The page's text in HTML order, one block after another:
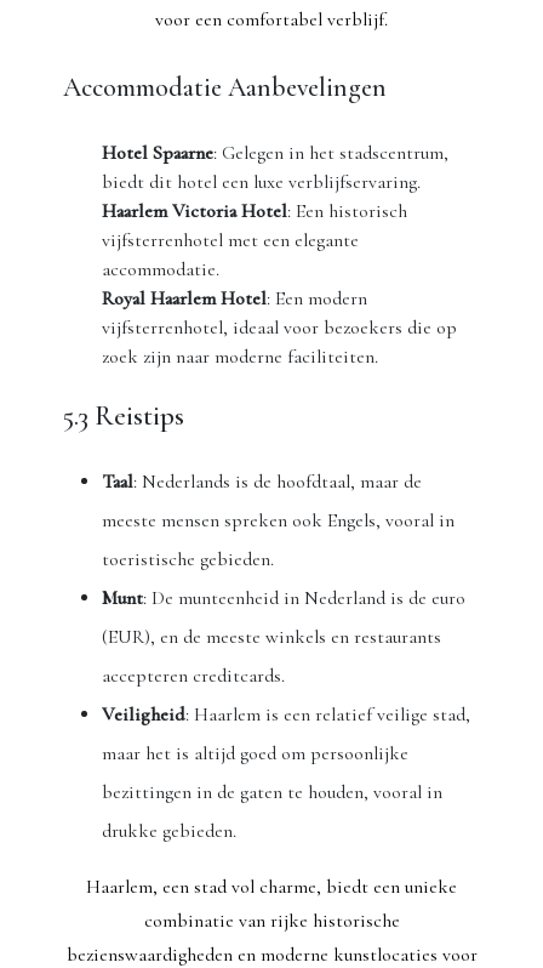
voor een comfortabel verblijf.
Accommodatie Aanbevelingen
Hotel Spaarne: Gelegen in het stadscentrum,
biedt dit hotel een luxe verblijfservaring.
Haarlem Victoria Hotel: Een historisch
vijfsterrenhotel met een elegante
accommodatie.
Royal Haarlem Hotel: Een modern
vijfsterrenhotel, ideaal voor bezoekers die op
zoek zijn naar moderne faciliteiten.
5.3 Reistips
Taal: Nederlands is de hoofdtaal, maar de
meeste mensen spreken ook Engels, vooral in
toeristische gebieden.
Munt: De munteenheid in Nederland is de euro
(EUR), en de meeste winkels en restaurants
accepteren creditcards.
Veiligheid: Haarlem is een relatief veilige stad,
maar het is altijd goed om persoonlijke
bezittingen in de gaten te houden, vooral in
drukke gebieden.
Haarlem, een stad vol charme, biedt een unieke
combinatie van rijke historische
bezienswaardigheden en moderne kunstlocaties voor